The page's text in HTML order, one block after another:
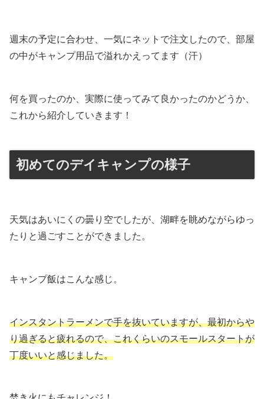
週末の予定に合わせ、一気にネットで注文したので、部屋
の中がキャンプ用品で溢れかえってます（汗）
何を買ったのか、実際に使ってみて良かったのかどうか、
これから紹介していきます！
初めてのデイキャンプの様子
天気はあいにくの曇り空でしたが、湖畔を眺めながらゆっ
たりと過ごすことができました。
キャンプ飯はこんな感じ。
インスタントラーメンで手を抜いていますが、最初からや
り過ぎると疲れるので、これくらいのスモールスタートが
丁度いいと感じました。